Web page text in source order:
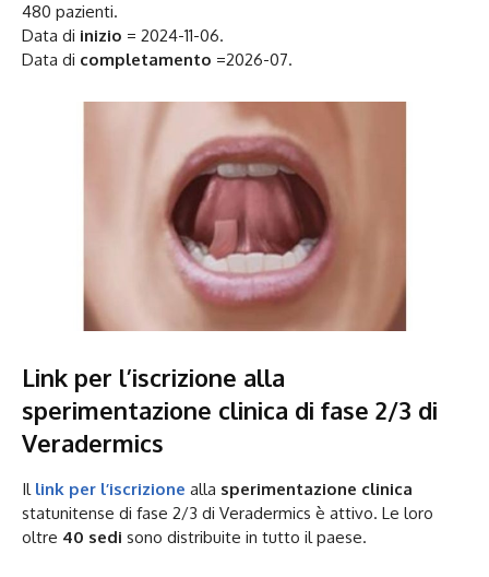
480 pazienti.
Data di inizio = 2024-11-06.
Data di completamento =2026-07.
Link per l’iscrizione alla
sperimentazione clinica di fase 2/3 di
Veradermics
Il link per l’iscrizione alla sperimentazione clinica
statunitense di fase 2/3 di Veradermics è attivo. Le loro
oltre 40 sedi sono distribuite in tutto il paese.